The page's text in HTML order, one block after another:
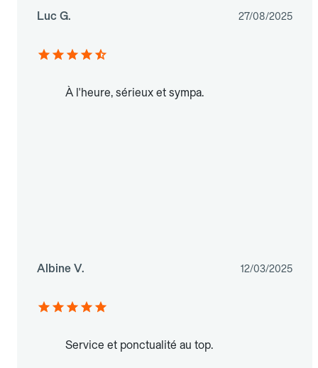
Luc G. 27/08/2025
À l'heure, sérieux et sympa.
Albine V. 12/03/2025
Service et ponctualité au top.